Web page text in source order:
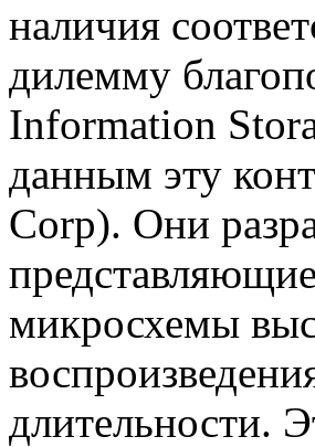
наличия
дилемму
Information
данным эту
Corp). Они
микросхемы
длительности.